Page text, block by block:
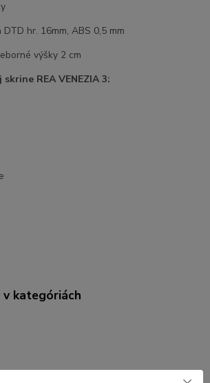
hr. 16mm, ABS 0,5 mm
výšky 2 cm
REA VENEZIA 3:
kategóriách